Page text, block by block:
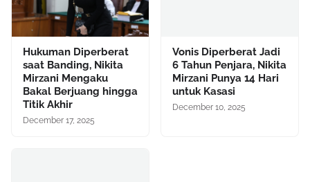
Hukuman Diperberat
saat Banding, Nikita
Mirzani Mengaku
Bakal Berjuang hingga
Titik Akhir
December 17, 2025
Vonis Diperberat Jadi
6 Tahun Penjara, Nikita
Mirzani Punya 14 Hari
untuk Kasasi
December 10, 2025